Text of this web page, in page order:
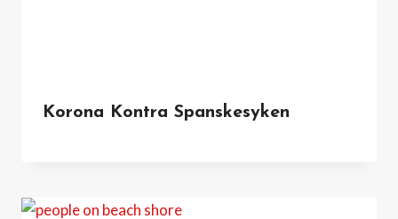
Korona Kontra Spanskesyken